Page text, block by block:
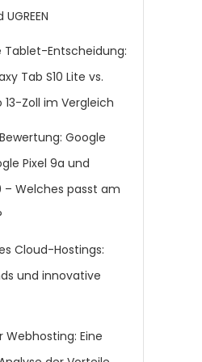
Entscheidung:
Tab S10 Lite vs.
13-Zoll im Vergleich
Google
Pixel 9a und
– Welches passt am
Cloud-Hostings:
und innovative
Webhosting: Eine